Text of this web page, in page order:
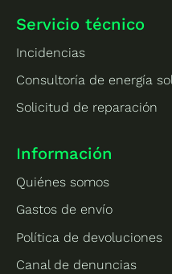
Servicio técnico
Incidencias
Consultoría de energía
Solicitud de reparación
Información
Quiénes somos
Gastos de envío
Política de devoluciones
Canal de denuncias